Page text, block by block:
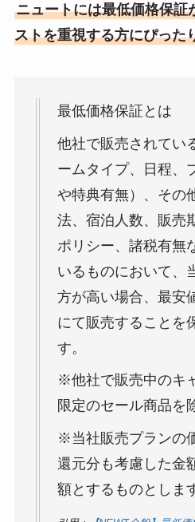
ニュートには最低価格保証
ストを重視する方にぴった
最低価格保証とは
他社で販売されてい
ームタイプ、日程、
や特典有無）、その
法、宿泊人数、販売
ポリシー、諸税有無
いるものにおいて、
方が高い場合、最安
にて販売することを
す。
※他社で販売中のキ
限定のセール商品を
※当社販売プランの
還元分も考慮した金
額とするものとしま